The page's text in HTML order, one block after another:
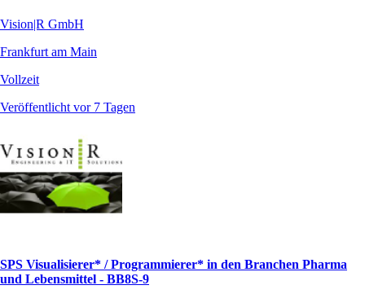
Vision|R GmbH
Frankfurt am Main
Vollzeit
Veröffentlicht vor 7 Tagen
SPS Visualisierer* / Programmierer* in den Branchen Pharma
und Lebensmittel - BB8S-9